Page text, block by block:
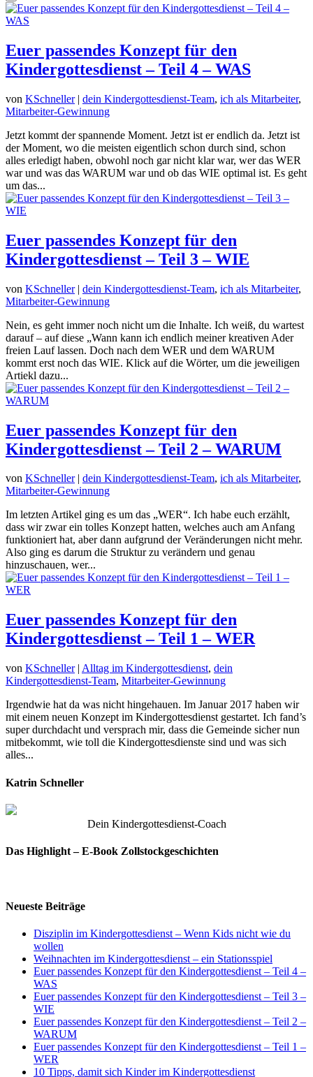
Euer passendes Konzept für den
Kindergottesdienst – Teil 4 – WAS
von KSchneller| dein Kindergottesdienst-Team, ich als Mitarbeiter,
Mitarbeiter-Gewinnung
Jetzt kommt der spannende Moment. Jetzt ist er endlich da. Jetzt ist
der Moment, wo die meisten eigentlich schon durch sind, schon
alles erledigt haben, obwohl noch gar nicht klar war, wer das WER
war und was das WARUM war und ob das WIE optimal ist. Es geht
um das...
Euer passendes Konzept für den
Kindergottesdienst – Teil 3 – WIE
von KSchneller| dein Kindergottesdienst-Team, ich als Mitarbeiter,
Mitarbeiter-Gewinnung
Nein, es geht immer noch nicht um die Inhalte. Ich weiß, du wartest
darauf – auf diese „Wann kann ich endlich meiner kreativen Ader
freien Lauf lassen. Doch nach dem WER und dem WARUM
kommt erst noch das WIE. Klick auf die Wörter, um die jeweiligen
Artiekl dazu...
Euer passendes Konzept für den
Kindergottesdienst – Teil 2 – WARUM
von KSchneller| dein Kindergottesdienst-Team, ich als Mitarbeiter,
Mitarbeiter-Gewinnung
Im letzten Artikel ging es um das „WER“. Ich habe euch erzählt,
dass wir zwar ein tolles Konzept hatten, welches auch am Anfang
funktioniert hat, aber dann aufgrund der Veränderungen nicht mehr.
Also ging es darum die Struktur zu verändern und genau
hinzuschauen, wer...
Euer passendes Konzept für den
Kindergottesdienst – Teil 1 – WER
von KSchneller| Alltag im Kindergottesdienst, dein
Kindergottesdienst-Team, Mitarbeiter-Gewinnung
Irgendwie hat da was nicht hingehauen. Im Januar 2017 haben wir
mit einem neuen Konzept im Kindergottesdienst gestartet. Ich fand’s
super durchdacht und versprach mir, dass die Gemeinde sicher nun
mitbekommt, wie toll die Kindergottesdienste sind und was sich
alles...
Katrin Schneller
Dein Kindergottesdienst-Coach
Das Highlight – E-Book Zollstockgeschichten
Neueste Beiträge
Disziplin im Kindergottesdienst – Wenn Kids nicht wie du
wollen
Weihnachten im Kindergottesdienst – ein Stationsspiel
Euer passendes Konzept für den Kindergottesdienst – Teil 4 –
WAS
Euer passendes Konzept für den Kindergottesdienst – Teil 3 –
WIE
Euer passendes Konzept für den Kindergottesdienst – Teil 2 –
WARUM
Euer passendes Konzept für den Kindergottesdienst – Teil 1 –
WER
10 Tipps, damit sich Kinder im Kindergottesdienst